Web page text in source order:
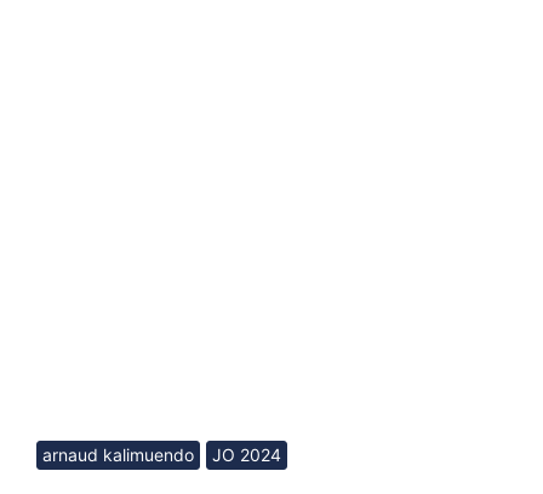
arnaud kalimuendo JO 2024